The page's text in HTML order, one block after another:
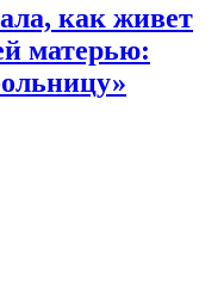
как живет
матерью: